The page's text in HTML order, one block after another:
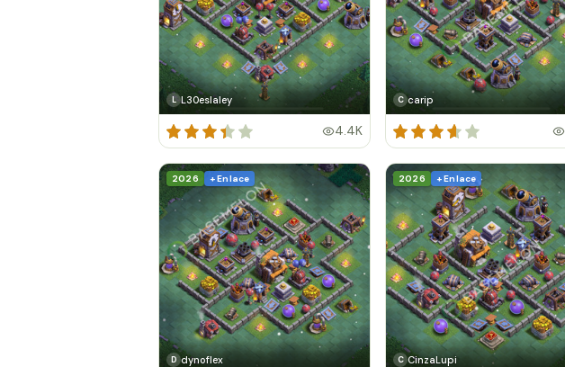
L L30eslaley
4.4K
C carip
2026 + Enlace
D dynoflex
2026 + Enlace
C CinzaLupi